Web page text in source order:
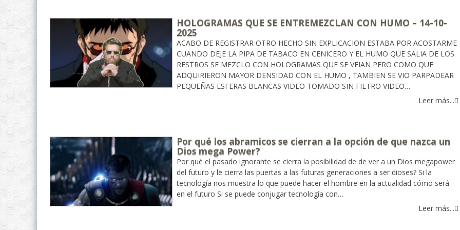
HOLOGRAMAS QUE SE ENTREMEZCLAN CON HUMO – 14-10-
2025
ACABO DE REGISTRAR OTRO HECHO SIN EXPLICACION ESTABA POR ACOSTARME
CUANDO DEJE LA PIPA DE TABACO EN CENICERO Y EL HUMO QUE SALIA DE LOS
RESTROS SE MEZCLO CON HOLOGRAMAS QUE SE VEIAN PERO COMO QUE
ADQUIRIERON MAYOR DENSIDAD CON EL HUMO , TAMBIEN SE VIO PARPADEAR
PEQUEÑAS ESFERAS BLANCAS VIDEO TOMADO SIN FILTRO VIDEO…
Leer más...
Por qué los abramicos se cierran a la opción de que nazca un
Dios mega Power?
Por qué el pasado ignorante se cierra la posibilidad de de ver a un Dios megapower
del futuro y le cierra las puertas a las futuras generaciones a ser dioses? Si la
tecnología nos muestra lo que puede hacer el hombre en la actualidad cómo será
en el futuro Si se puede conjugar tecnología con…
Leer más...